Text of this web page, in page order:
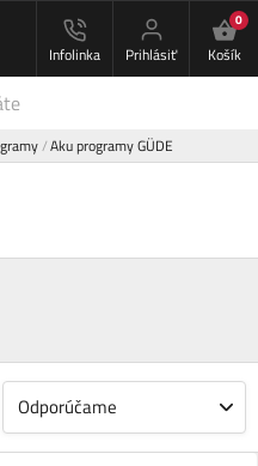
Infolinka Prihlásiť
0
Košík
Aku programy GÜDE
Odporúčame